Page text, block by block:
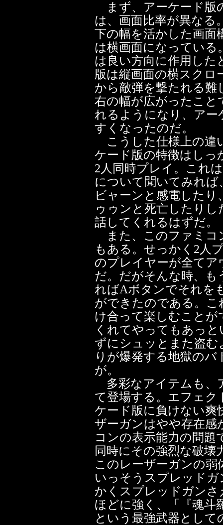
まず、アーケード版
は、画面比率が異なる
下の幅を活かした画面
は横画面になっている
は良い方向に作用した
版は縦画面の横スクロ
から敵弾を撃たれる難
右の幅が広がったこと
れるようになり、ア
すくなったのだ。
こうした仕様上の違
ケード版の特徴はしっ
2人同時プレイ。これ
について聞いてみれば
ビャーンと感電した
ゥゥンと死亡したり
話してくれるはずだ。
また、このファミコ
もある。せっかく2人
のプレイヤーが全て
だ。だがそんな時、も
ればAボタンでそれを
ができたのである。こ
け合って楽しむこと
くれてやってもあっ
ずにシュッとまた盗む
りが爆発する地獄の
が。
多彩なアイテムも、
て登場する。エフェク
ケード版に負けない爽
ザーガンはやや存在感
コンの表示能力の問題
同時にその強烈な破
このレーザーガンの
いっそうスプレッド
かくスプレッドガン
ほどに強く、「『魂斗
という最強武器とし